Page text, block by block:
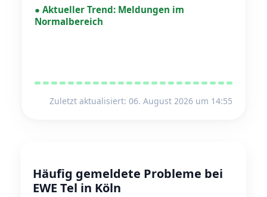
● Aktueller Trend: Meldungen im
Normalbereich
Zuletzt aktualisiert: 06. August 2026 um 14:55
Häufig gemeldete Probleme bei
EWE Tel in Köln